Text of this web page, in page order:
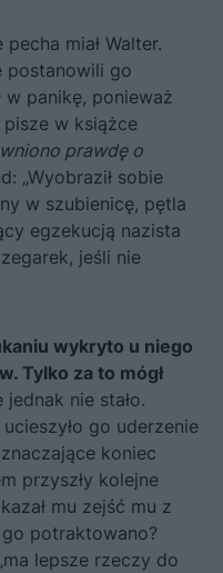
miał Walter.
postanowili go
w panikę, ponieważ
w książce
prawdę o
„Wyobraził sobie
w szubienicę, pętla
egzekucją nazista
jeśli nie
wykryto u niego
Tylko za to mógł
jednak nie stało.
go uderzenie
koniec
przyszły kolejne
mu zejść mu z
go potraktowano?
lepsze rzeczy do